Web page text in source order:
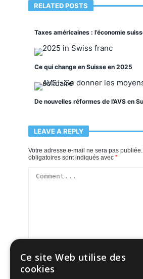
RELATED POSTS
Taxes américaines : l’économie
Ce qui change en Suisse en 2025
De nouvelles réformes de l’AVS en
LEAVE A REPLY
Votre adresse e-mail ne sera pas publiée.
obligatoires sont indiqués avec *
Ce site Web utilise des
cookies